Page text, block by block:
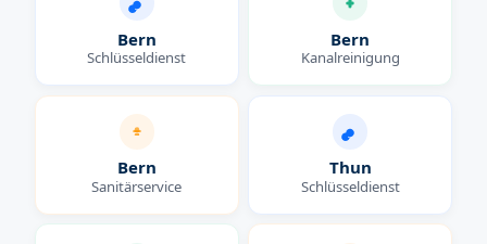
Bern
Schlüsseldienst
Bern
Kanalreinigung
Bern
Sanitärservice
Thun
Schlüsseldienst